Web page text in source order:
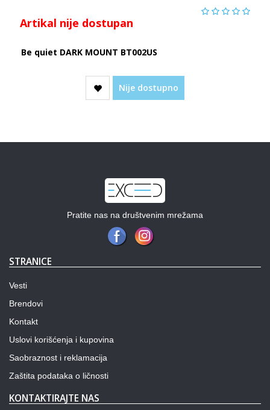
Artikal nije dostupan
Be quiet DARK MOUNT BT002US
Nije dostupno
Pratite nas na društvenim mrežama
STRANICE
Vesti
Brendovi
Kontakt
Uslovi korišćenja i kupovina
Saobraznost i reklamacija
Zaštita podataka o ličnosti
KONTAKTIRAJTE NAS